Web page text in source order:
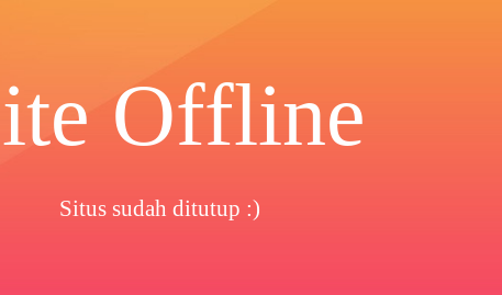
Offline
Situs sudah ditutup :)